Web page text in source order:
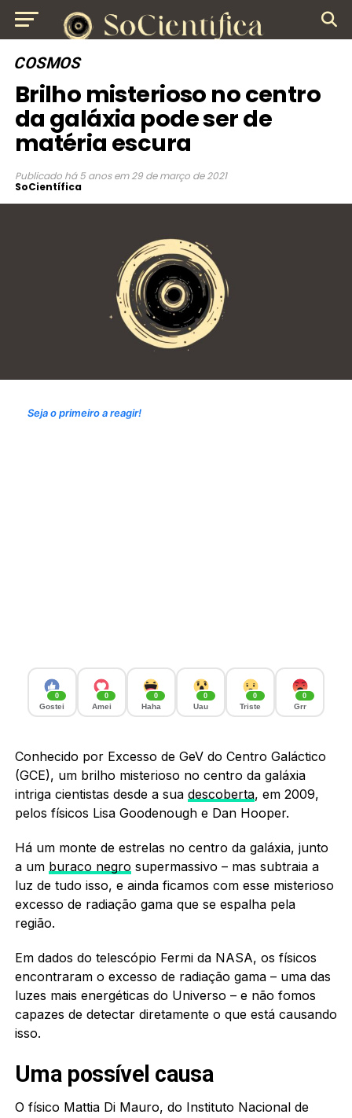
COSMOS
Brilho misterioso no centro
da galáxia pode ser de
matéria escura
Publicado há 5 anos em 29 de março de 2021
SoCientífica
Seja o primeiro a reagir!
0
Gostei
0
Amei
0
Haha
0
Uau
0
Triste
0
Grr
Conhecido por Excesso de GeV do Centro Galáctico
(GCE), um brilho misterioso no centro da galáxia
intriga cientistas desde a sua descoberta, em 2009,
pelos físicos Lisa Goodenough e Dan Hooper.
Há um monte de estrelas no centro da galáxia, junto
a um buraco negro supermassivo – mas subtraia a
luz de tudo isso, e ainda ficamos com esse misterioso
excesso de radiação gama que se espalha pela
região.
Em dados do telescópio Fermi da NASA, os físicos
encontraram o excesso de radiação gama – uma das
luzes mais energéticas do Universo – e não fomos
capazes de detectar diretamente o que está causando
isso.
Uma possível causa
O físico Mattia Di Mauro, do Instituto Nacional de